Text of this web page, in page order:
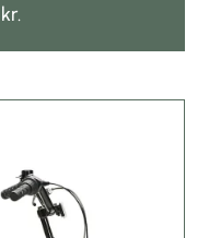
kr.